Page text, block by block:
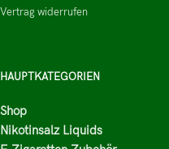
Vertrag widerrufen
HAUPTKATEGORIEN
Shop
Nikotinsalz Liquids